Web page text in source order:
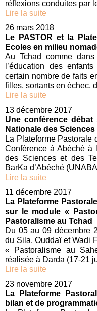
réflexions conduites par
Lire la suite
26 mars 2018
Le PASTOR et la
Ecoles en milieu
Au Tchad comme
l’éducation des
certain nombre de faits
filles, sortants en échec,
Lire la suite
13 décembre 2017
Une conférence
Nationale des
La Plateforme Pastorale
Conférence à Abéché à
des Sciences et des
BarKa d’Abéché
Lire la suite
11 décembre 2017
La Plateforme
sur le module «
Pastoralisme au Tchad
Du 05 au 09 décembre
du Sila, Ouddaï et Wadi
« Pastoralisme au
réalisée à Darda (17-21
Lire la suite
23 novembre 2017
La Plateforme
bilan et de